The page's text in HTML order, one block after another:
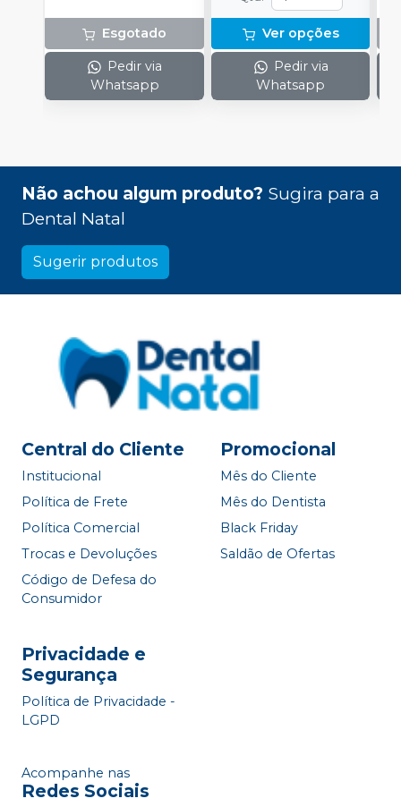
Esgotado
Pedir via
Whatsapp
Ver opções
Pedir via
Whatsapp
Não achou algum produto? Sugira para a
Dental Natal
Sugerir produtos
Central do Cliente
Institucional
Política de Frete
Política Comercial
Trocas e Devoluções
Código de Defesa do
Consumidor
Promocional
Mês do Cliente
Mês do Dentista
Black Friday
Saldão de Ofertas
Privacidade e
Segurança
Política de Privacidade -
LGPD
Acompanhe nas
Redes Sociais